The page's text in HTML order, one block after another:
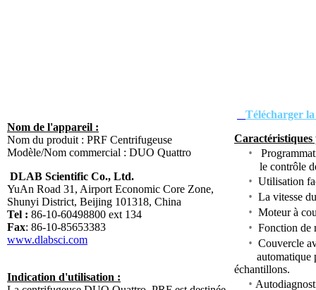
Nom de l'appareil :
Nom du produit : PRF Centrifugeuse
Modèle/Nom commercial : DUO Quattro
DLAB Scientific Co., Ltd.
YuAn Road 31, Airport Economic Core Zone,
Shunyi District, Beijing 101318, China
Tel : 86-10-60498800 ext 134
Fax: 86-10-85653383
www.dlabsci.com
Télécharger
Caractéristiques
•
le contrôle de
• Utilisation
• La vitesse
• Moteur à
• Fonction de
• Couvercle
automatique
échantillons.
•
Indication d'utilisation :